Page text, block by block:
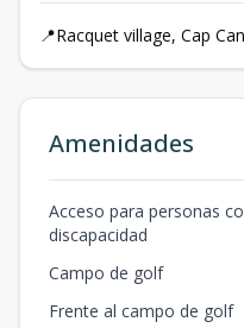
📍Racquet village, Cap
Amenidades
Acceso para personas
discapacidad
Campo de golf
Frente al campo de golf